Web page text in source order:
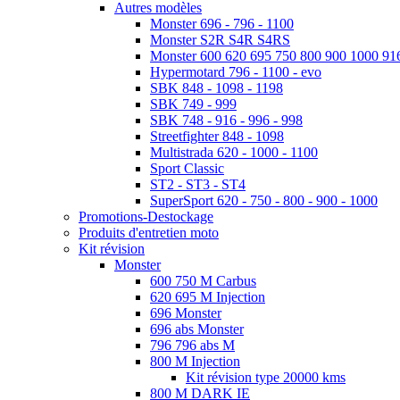
Autres modèles
Monster 696 - 796 - 1100
Monster S2R S4R S4RS
Monster 600 620 695 750 800 900 1000
Hypermotard 796 - 1100 - evo
SBK 848 - 1098 - 1198
SBK 749 - 999
SBK 748 - 916 - 996 - 998
Streetfighter 848 - 1098
Multistrada 620 - 1000 - 1100
Sport Classic
ST2 - ST3 - ST4
SuperSport 620 - 750 - 800 - 900 - 1000
Promotions-Destockage
Produits d'entretien moto
Kit révision
Monster
600 750 M Carbus
620 695 M Injection
696 Monster
696 abs Monster
796 796 abs M
800 M Injection
Kit révision type 20000 kms
800 M DARK IE